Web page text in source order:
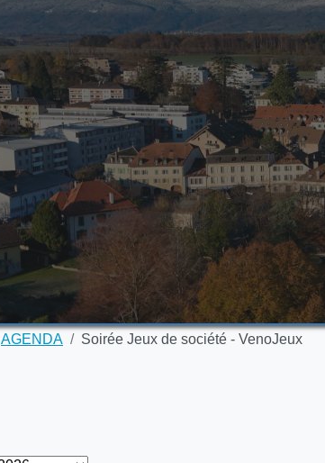
AGENDA Soirée Jeux de société - VenoJeux